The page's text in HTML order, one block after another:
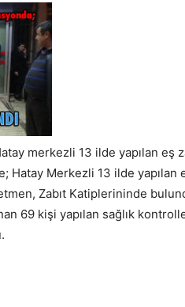
merkezli 13 ilde yapılan eş
Hatay Merkezli 13 ilde yapılan
Zabıt Katiplerininde
69 kişi yapılan sağlık